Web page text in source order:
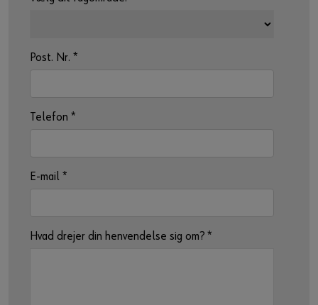
Post. Nr. *
Telefon *
E-mail *
Hvad drejer din henvendelse sig om? *